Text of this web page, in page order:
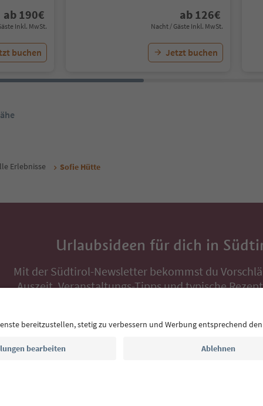
ab 190€
Inkl. MwSt.
buchen
ab 126€
Nacht / Gäste Inkl. MwSt.
Jetzt buchen
Erlebnisse Sofie Hütte
Urlaubsideen für dich in
Mit der Südtirol-Newsletter bekommst du
Auszeit, Veranstaltungs-Tipps und typische